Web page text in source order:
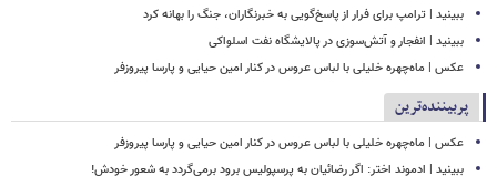
ببینید | ترامپ برای فرار از پاسخ‌گویی به خبرنگاران، جنگ را بهانه کرد
ببینید | انفجار و آتش‌سوزی در پالایشگاه نفت اسلواکی
عکس | ماه‌چهره خلیلی با لباس عروس در کنار امین حیایی و پارسا پیروزفر
پربیننده‌ترین
عکس | ماه‌چهره خلیلی با لباس عروس در کنار امین حیایی و پارسا پیروزفر
ببینید | ادموند اختر: اگر رضائیان به پرسپولیس برود برمی‌گردد به شعور خودش!